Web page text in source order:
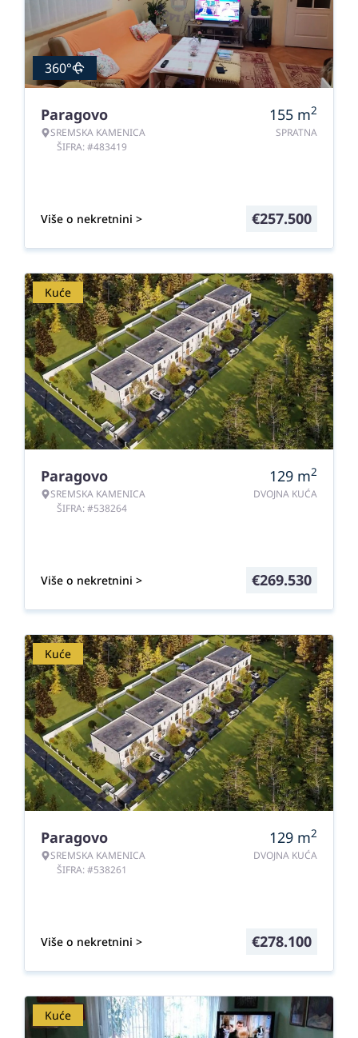
360°
Paragovo
SREMSKA KAMENICA
ŠIFRA: #483419
155 m2
SPRATNA
Više o nekretnini > €257.500
Kuće
Paragovo
SREMSKA KAMENICA
ŠIFRA: #538264
129 m2
DVOJNA KUĆA
Više o nekretnini > €269.530
Kuće
Paragovo
SREMSKA KAMENICA
ŠIFRA: #538261
129 m2
DVOJNA KUĆA
Više o nekretnini > €278.100
Kuće